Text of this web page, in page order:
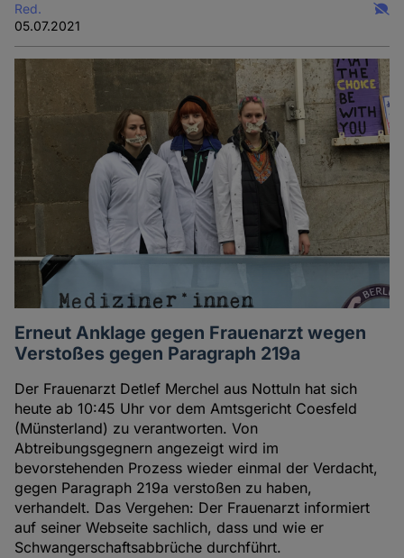
Red.
05.07.2021
Erneut Anklage gegen Frauenarzt wegen
Verstoßes gegen Paragraph 219a
Der Frauenarzt Detlef Merchel aus Nottuln hat sich
heute ab 10:45 Uhr vor dem Amtsgericht Coesfeld
(Münsterland) zu verantworten. Von
Abtreibungsgegnern angezeigt wird im
bevorstehenden Prozess wieder einmal der Verdacht,
gegen Paragraph 219a verstoßen zu haben,
verhandelt. Das Vergehen: Der Frauenarzt informiert
auf seiner Webseite sachlich, dass und wie er
Schwangerschaftsabbrüche durchführt.